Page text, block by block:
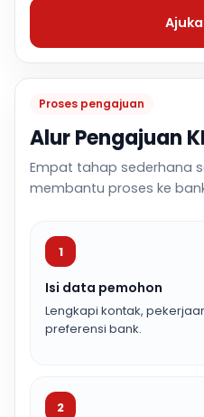
Proses pengajuan
Alur Pengajuan
Empat tahap sederhana
membantu proses ke
1
Isi data pemohon
Lengkapi kontak,
preferensi bank.
2